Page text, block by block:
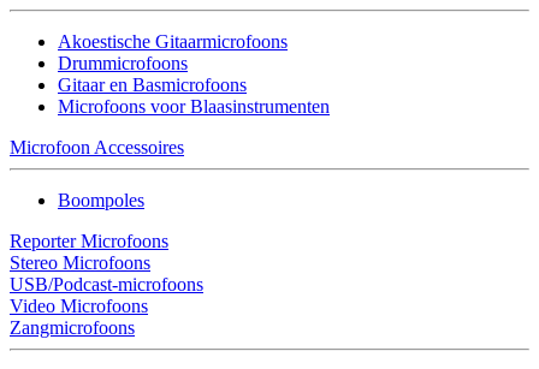
Akoestische Gitaarmicrofoons
Drummicrofoons
Gitaar en Basmicrofoons
Microfoons voor Blaasinstrumenten
Microfoon Accessoires
Boompoles
Reporter Microfoons
Stereo Microfoons
USB/Podcast-microfoons
Video Microfoons
Zangmicrofoons